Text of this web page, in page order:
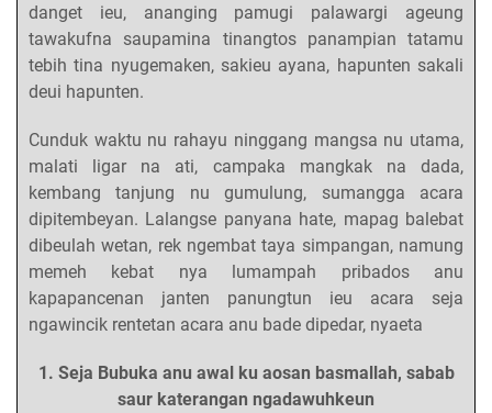
danget ieu, ananging pamugi palawargi ageung
tawakufna saupamina tinangtos panampian tatamu
tebih tina nyugemaken, sakieu ayana, hapunten sakali
deui hapunten.
Cunduk waktu nu rahayu ninggang mangsa nu utama,
malati ligar na ati, campaka mangkak na dada,
kembang tanjung nu gumulung, sumangga acara
dipitembeyan. Lalangse panyana hate, mapag balebat
dibeulah wetan, rek ngembat taya simpangan, namung
memeh kebat nya lumampah pribados anu
kapapancenan janten panungtun ieu acara seja
ngawincik rentetan acara anu bade dipedar, nyaeta
1. Seja Bubuka anu awal ku aosan basmallah, sabab
saur katerangan ngadawuhkeun